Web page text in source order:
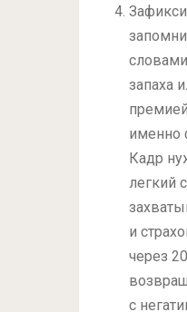
запаха
именно
Кадр
легкий
и
через
с